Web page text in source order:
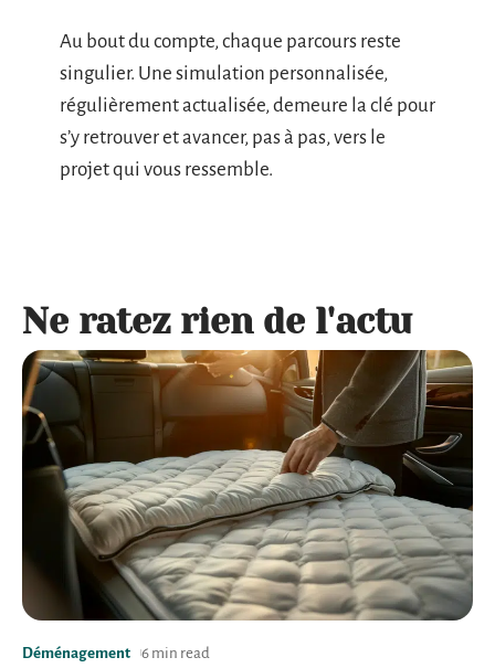
Au bout du compte, chaque parcours reste
singulier. Une simulation personnalisée,
régulièrement actualisée, demeure la clé pour
s’y retrouver et avancer, pas à pas, vers le
projet qui vous ressemble.
Ne ratez rien de l'actu
Déménagement 6 min read